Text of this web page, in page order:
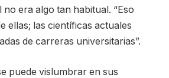
era algo tan habitual. “Eso
ellas; las científicas actuales
de carreras universitarias”.
puede vislumbrar en sus